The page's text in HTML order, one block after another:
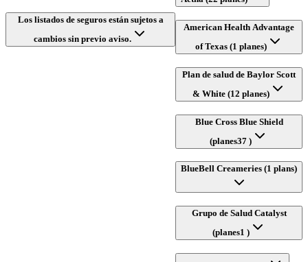
Los listados de seguros están sujetos a
cambios sin previo aviso.
American Health Advantage
of Texas (1 planes)
Plan de salud de Baylor Scott
& White (12 planes)
Blue Cross Blue Shield
(planes37 )
BlueBell Creameries (1 plans)
Grupo de Salud Catalyst
(planes1 )